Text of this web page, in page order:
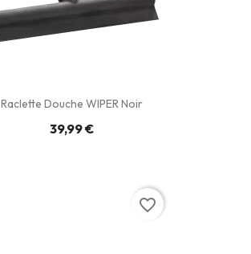
Raclette Douche WIPER Noir
39,99 €
favorite_border